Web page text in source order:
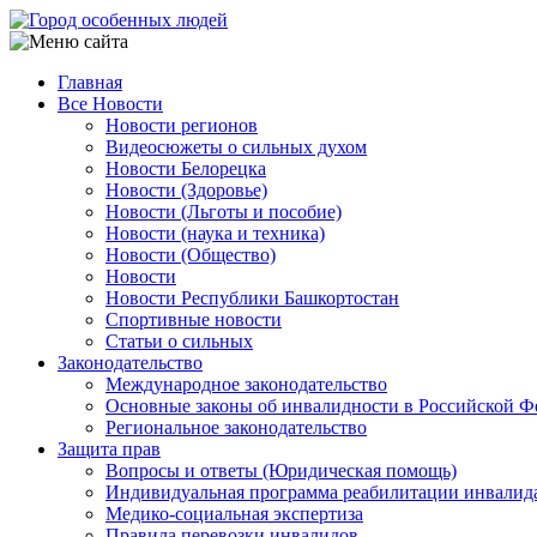
Перейти
к
содержанию
Main
navigation
Главная
Все Новости
Новости регионов
Видеосюжеты о сильных духом
Новости Белорецка
Новости (Здоровье)
Новости (Льготы и пособие)
Новости (наука и техника)
Новости (Общество)
Новости
Новости Республики Башкортостан
Спортивные новости
Статьи о сильных
Законодательство
Международное законодательство
Основные законы об инвалидности в Российской
Региональное законодательство
Защита прав
Вопросы и ответы (Юридическая помощь)
Индивидуальная программа реабилитации
Медико-социальная экспертиза